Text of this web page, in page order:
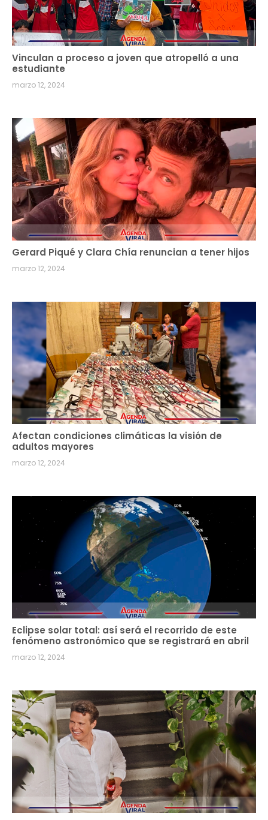
Vinculan a proceso a joven que atropelló a una
estudiante
marzo 12, 2024
Gerard Piqué y Clara Chía renuncian a tener hijos
marzo 12, 2024
Afectan condiciones climáticas la visión de
adultos mayores
marzo 12, 2024
Eclipse solar total: así será el recorrido de este
fenómeno astronómico que se registrará en abril
marzo 12, 2024